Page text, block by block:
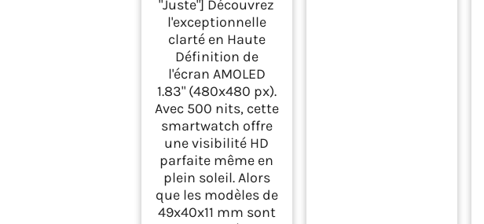
Cardiofrequencemetr
e Oxymetre Montre
Sport pour iPhone
Android Etanche
IP68 Notification
Chronometre Meteo
Noir
"Juste"] Découvrez
l'exceptionnelle
clarté en Haute
Définition de
l'écran AMOLED
1.83" (480x480 px).
Avec 500 nits, cette
smartwatch offre
une visibilité HD
parfaite même en
plein soleil. Alors
que les modèles de
49x40x11 mm sont